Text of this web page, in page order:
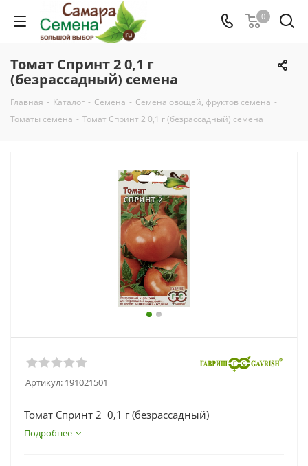
0
Томат Спринт 2 0,1 г
(безрассадный) семена
Главная - Каталог - Семена - Семена овощей, фруктов семена -
Томаты семена - Томат Спринт 2 0,1 г (безрассадный) семена
Артикул: 191021501
Томат Спринт 2 0,1 г (безрассадный)
Подробнее